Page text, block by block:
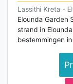
Lassithi Kreta -
Elounda Garden
strand in
bestemmingen